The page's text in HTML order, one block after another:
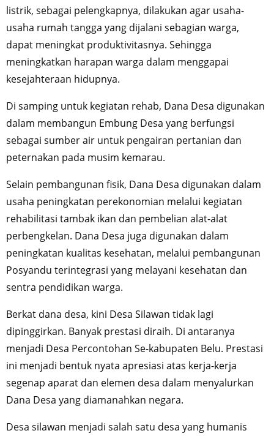
listrik, sebagai pelengkapnya, dilakukan agar usaha-
usaha rumah tangga yang dijalani sebagian warga,
dapat meningkat produktivitasnya. Sehingga
meningkatkan harapan warga dalam menggapai
kesejahteraan hidupnya.
Di samping untuk kegiatan rehab, Dana Desa digunakan
dalam membangun Embung Desa yang berfungsi
sebagai sumber air untuk pengairan pertanian dan
peternakan pada musim kemarau.
Selain pembangunan fisik, Dana Desa digunakan dalam
usaha peningkatan perekonomian melalui kegiatan
rehabilitasi tambak ikan dan pembelian alat-alat
perbengkelan. Dana Desa juga digunakan dalam
peningkatan kualitas kesehatan, melalui pembangunan
Posyandu terintegrasi yang melayani kesehatan dan
sentra pendidikan warga.
Berkat dana desa, kini Desa Silawan tidak lagi
dipinggirkan. Banyak prestasi diraih. Di antaranya
menjadi Desa Percontohan Se-kabupaten Belu. Prestasi
ini menjadi bentuk nyata apresiasi atas kerja-kerja
segenap aparat dan elemen desa dalam menyalurkan
Dana Desa yang diamanahkan negara.
Desa silawan menjadi salah satu desa yang humanis